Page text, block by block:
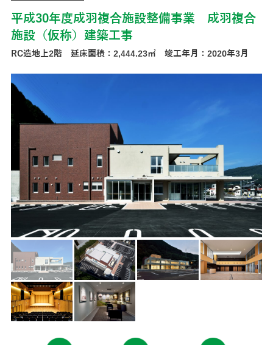
平成30年度成羽複合施設整備事業 成羽複合
施設（仮称）建築工事
RC造地上2階 延床面積：2,444.23㎡ 竣工年月：2020年3月